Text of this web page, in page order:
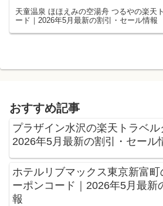
天童温泉 ほほえみの空湯舟 つるやの楽天
ード｜2026年5月最新の割引・セール情報
おすすめ記事
プラザイン水沢の楽天トラベル
2026年5月最新の割引・セール
ホテルリブマックス東京新富
ーポンコード｜2026年5月最新
報